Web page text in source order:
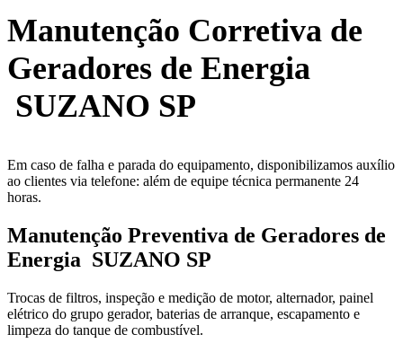
Manutenção Corretiva de
Geradores de Energia
SUZANO SP
Em caso de falha e parada do equipamento, disponibilizamos auxílio
ao clientes via telefone: além de equipe técnica permanente 24
horas.
Manutenção Preventiva de Geradores de
Energia SUZANO SP
Trocas de filtros, inspeção e medição de motor, alternador, painel
elétrico do grupo gerador, baterias de arranque, escapamento e
limpeza do tanque de combustível.